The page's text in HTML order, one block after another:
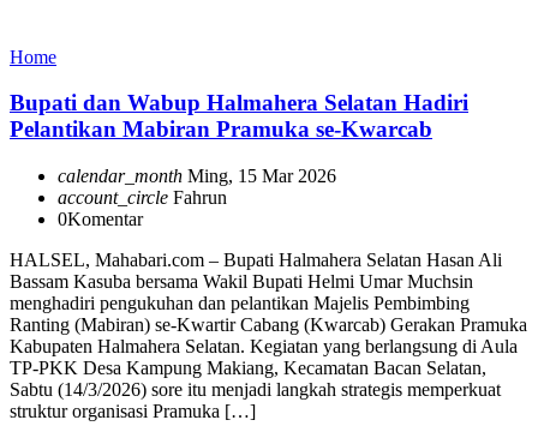
Home
Bupati dan Wabup Halmahera Selatan Hadiri
Pelantikan Mabiran Pramuka se-Kwarcab
calendar_month Ming, 15 Mar 2026
account_circle Fahrun
0Komentar
HALSEL, Mahabari.com – Bupati Halmahera Selatan Hasan Ali
Bassam Kasuba bersama Wakil Bupati Helmi Umar Muchsin
menghadiri pengukuhan dan pelantikan Majelis Pembimbing
Ranting (Mabiran) se-Kwartir Cabang (Kwarcab) Gerakan Pramuka
Kabupaten Halmahera Selatan. Kegiatan yang berlangsung di Aula
TP-PKK Desa Kampung Makiang, Kecamatan Bacan Selatan,
Sabtu (14/3/2026) sore itu menjadi langkah strategis memperkuat
struktur organisasi Pramuka […]